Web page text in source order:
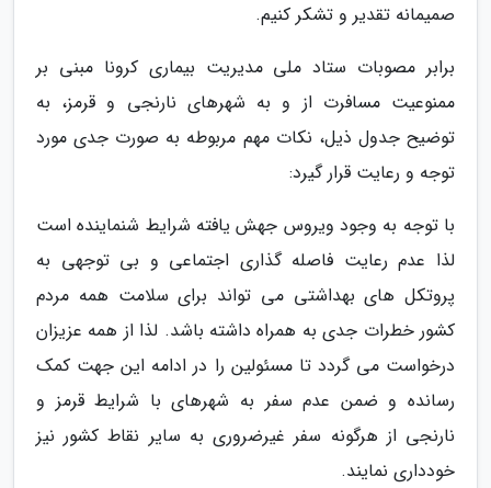
صمیمانه تقدیر و تشکر کنیم.
برابر مصوبات ستاد ملی مدیریت بیماری کرونا مبنی بر
ممنوعیت مسافرت از و به شهرهای نارنجی و قرمز، به
توضیح جدول ذیل، نکات مهم مربوطه به صورت جدی مورد
توجه و رعایت قرار گیرد:
با توجه به وجود ویروس جهش یافته شرایط شنماینده است
لذا عدم رعایت فاصله­ گذاری اجتماعی و بی توجهی به
پروتکل­ های بهداشتی می­ تواند برای سلامت همه مردم
کشور خطرات جدی به همراه داشته باشد. لذا از همه عزیزان
درخواست می گردد تا مسئولین را در ادامه این جهت کمک
رسانده و ضمن عدم سفر به شهرهای با شرایط قرمز و
نارنجی از هرگونه سفر غیرضروری به سایر نقاط کشور نیز
خودداری نمایند.